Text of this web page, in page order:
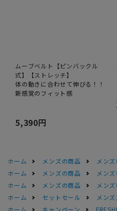
ムーブベルト【ピンバックル
式】【ストレッチ】
体の動きに合わせて伸びる！！
新感覚のフィット感
5,390円
ホーム メンズの商品 メン
ホーム
メンズの商品 メン
ホーム
メンズの商品 メン
ホーム
セットセール
メン
ホーム
キャンペーン